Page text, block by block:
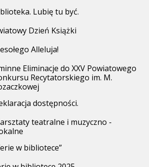
Lubię tu być.
Dzień Książki
Alleluja!
Eliminacje do XXV Powiatowego
Recytatorskiego im. M.
dostępności.
teatralne i muzyczno -
w bibliotece”